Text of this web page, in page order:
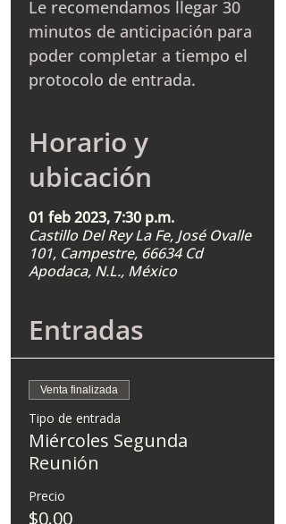
Le recomendamos llegar 30
minutos de anticipación para
poder completar a tiempo el
protocolo de entrada.
Horario y
ubicación
01 feb 2023, 7:30 p.m.
Castillo Del Rey La Fe, José Ovalle
101, Campestre, 66634 Cd
Apodaca, N.L., México
Entradas
Venta finalizada
Tipo de entrada
Miércoles Segunda
Reunión
Precio
$0.00